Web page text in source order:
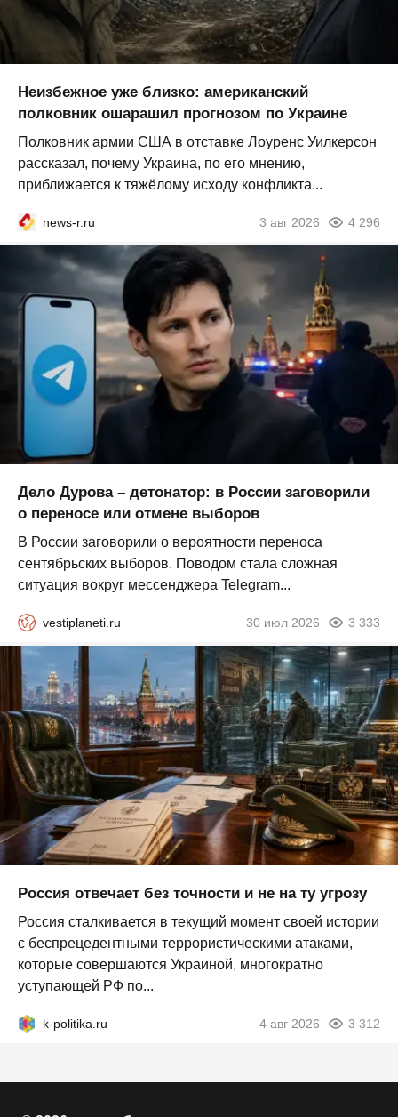
Неизбежное уже близко: американский
полковник ошарашил прогнозом по Украине
Полковник армии США в отставке Лоуренс Уилкерсон
рассказал, почему Украина, по его мнению,
приближается к тяжёлому исходу конфликта...
news-r.ru 3 авг 2026 4 296
Дело Дурова – детонатор: в России заговорили
о переносе или отмене выборов
В России заговорили о вероятности переноса
сентябрьских выборов. Поводом стала сложная
ситуация вокруг мессенджера Telegram...
vestiplaneti.ru 30 июл 2026 3 333
Россия отвечает без точности и не на ту угрозу
Россия сталкивается в текущий момент своей истории
с беспрецедентными террористическими атаками,
которые совершаются Украиной, многократно
уступающей РФ по...
k-politika.ru 4 авг 2026 3 312